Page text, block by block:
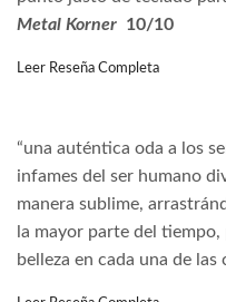
Metal Korner 10/10
Leer Reseña Completa
“una auténtica oda a los
infames del ser humano
manera sublime,
la mayor parte del
belleza en cada una de las